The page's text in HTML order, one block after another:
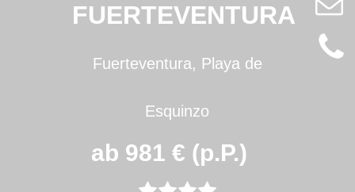
FUERTEVENTURA
Fuerteventura, Playa de
Esquinzo
ab 981 € (p.P.)